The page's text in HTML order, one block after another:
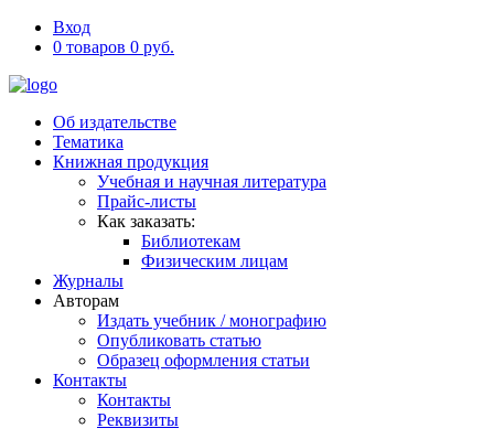
Вход
0 товаров 0 руб.
Об издательстве
Тематика
Книжная продукция
Учебная и научная литература
Прайс-листы
Как заказать:
Библиотекам
Физическим лицам
Журналы
Авторам
Издать учебник / монографию
Опубликовать статью
Образец оформления статьи
Контакты
Контакты
Реквизиты